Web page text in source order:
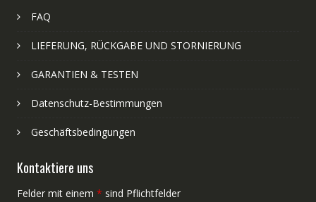
FAQ
LIEFERUNG, RÜCKGABE UND STORNIERUNG
GARANTIEN & TESTEN
Datenschutz-Bestimmungen
Geschäftsbedingungen
Kontaktiere uns
Felder mit einem * sind Pflichtfelder